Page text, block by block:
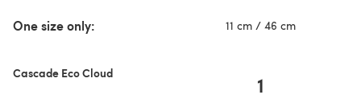
One size only: 11 cm / 46 cm
Cascade Eco Cloud 1